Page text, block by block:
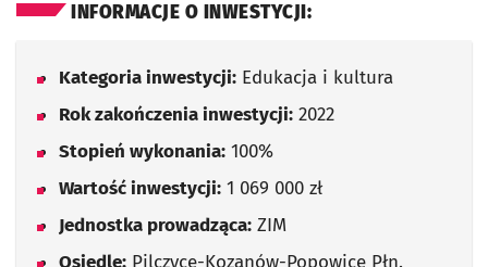
INFORMACJE O INWESTYCJI:
Kategoria inwestycji: Edukacja i kultura
Rok zakończenia inwestycji: 2022
Stopień wykonania: 100%
Wartość inwestycji: 1 069 000 zł
Jednostka prowadząca: ZIM
Osiedle: Pilczyce-Kozanów-Popowice Płn.